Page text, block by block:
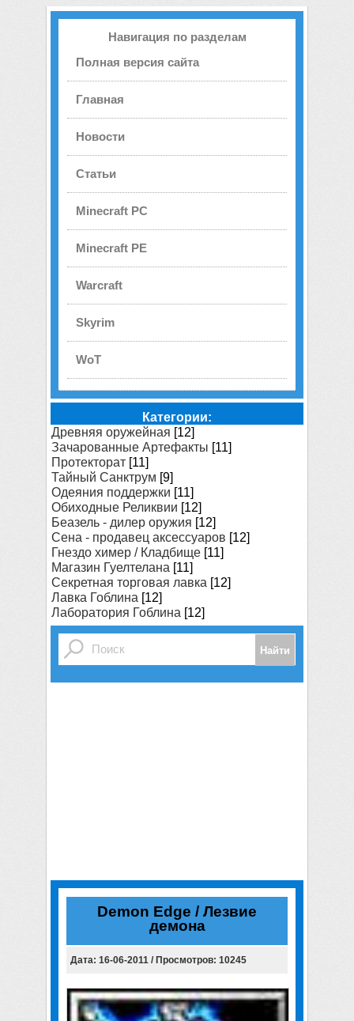
Навигация по разделам
Полная версия сайта
Главная
Новости
Статьи
Minecraft PC
Minecraft PE
Warcraft
Skyrim
WoT
Категории:
Древняя оружейная [12]
Зачарованные Артефакты [11]
Протекторат [11]
Тайный Санктрум [9]
Одеяния поддержки [11]
Обиходные Реликвии [12]
Беазель - дилер оружия [12]
Сена - продавец аксессуаров [12]
Гнездо химер / Кладбище [11]
Магазин Гуелтелана [11]
Секретная торговая лавка [12]
Лавка Гоблина [12]
Лаборатория Гоблина [12]
Demon Edge / Лезвие
демона
Дата: 16-06-2011 / Просмотров: 10245